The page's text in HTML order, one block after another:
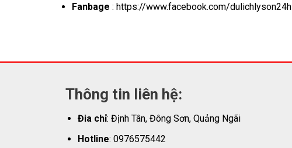
Fanbage : https://www.facebook.com/dulichlyson24h
Thông tin liên hệ:
Đia chỉ: Định Tân, Đông Sơn, Quảng Ngãi
Hotline: 0976575442